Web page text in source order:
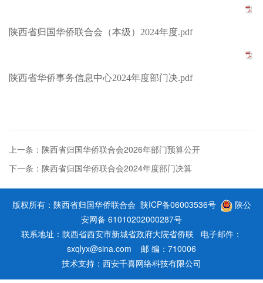
陕西省归国华侨联合会（本级）2024年度.pdf
陕西省华侨事务信息中心2024年度部门决.pdf
上一条：陕西省归国华侨联合会2026年部门预算公开
下一条：陕西省归国华侨联合会2024年度部门决算
版权所有：陕西省归国华侨联合会 陕ICP备06003536号
陕公
安网备 61010202000287号
联系地址：陕西省西安市新城省政府大院省侨联 电子邮件：
sxqlyx@sina.com 邮 编：710006
技术支持： 西安千喜网络科技有限公司